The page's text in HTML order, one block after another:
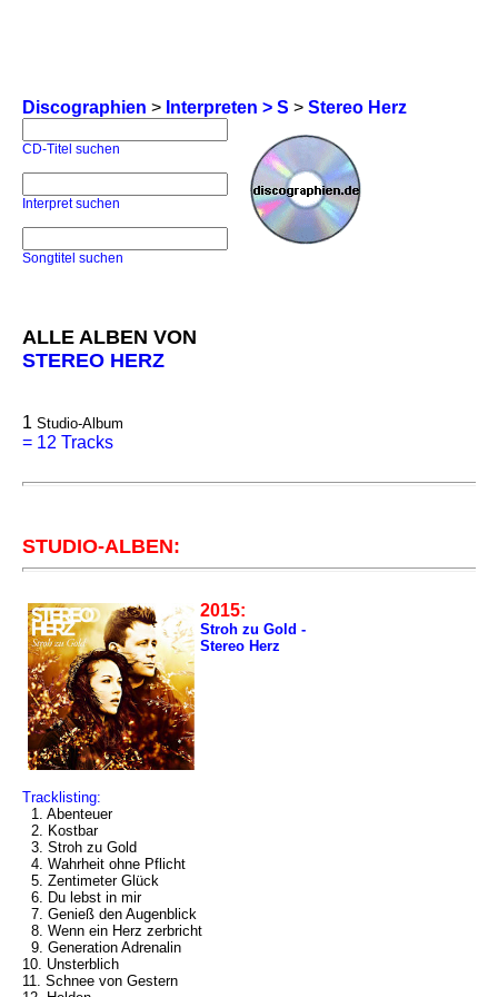
Discographien > Interpreten > S > Stereo Herz
CD-Titel suchen
Interpret suchen
Songtitel suchen
ALLE ALBEN VON
STEREO HERZ
1 Studio-Album
= 12 Tracks
STUDIO-ALBEN:
2015:
Stroh zu Gold -
Stereo Herz
Tracklisting:
1. Abenteuer
2. Kostbar
3. Stroh zu Gold
4. Wahrheit ohne Pflicht
5. Zentimeter Glück
6. Du lebst in mir
7. Genieß den Augenblick
8. Wenn ein Herz zerbricht
9. Generation Adrenalin
10. Unsterblich
11. Schnee von Gestern